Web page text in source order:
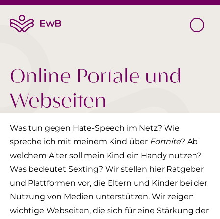
Online Portale und
Webseiten
Was tun gegen Hate-Speech im Netz? Wie
spreche ich mit meinem Kind über Fortnite? Ab
welchem Alter soll mein Kind ein Handy nutzen?
Was bedeutet Sexting? Wir stellen hier Ratgeber
und Plattformen vor, die Eltern und Kinder bei der
Nutzung von Medien unterstützen. Wir zeigen
wichtige Webseiten, die sich für eine Stärkung der